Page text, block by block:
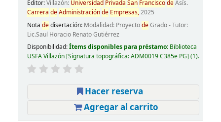
Editor:Villazón: Universidad Privada San FranciscodeAsís.
Carrera deAdministraciónde Empresas,2025
Nota dedisertación: Modalidad: ProyectodeGrado - Tutor:
Lic.Saul Horacio Renato Gutiérrez
Disponibilidad:Ítems disponibles para préstamo: Biblioteca
USFA Villazón Signatura topográfica:ADM0019 C385e PG (1).
Hacer reserva
Agregar al carrito